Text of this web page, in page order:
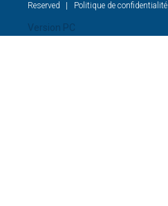
Reserved
Politique de confidentialité
Version PC